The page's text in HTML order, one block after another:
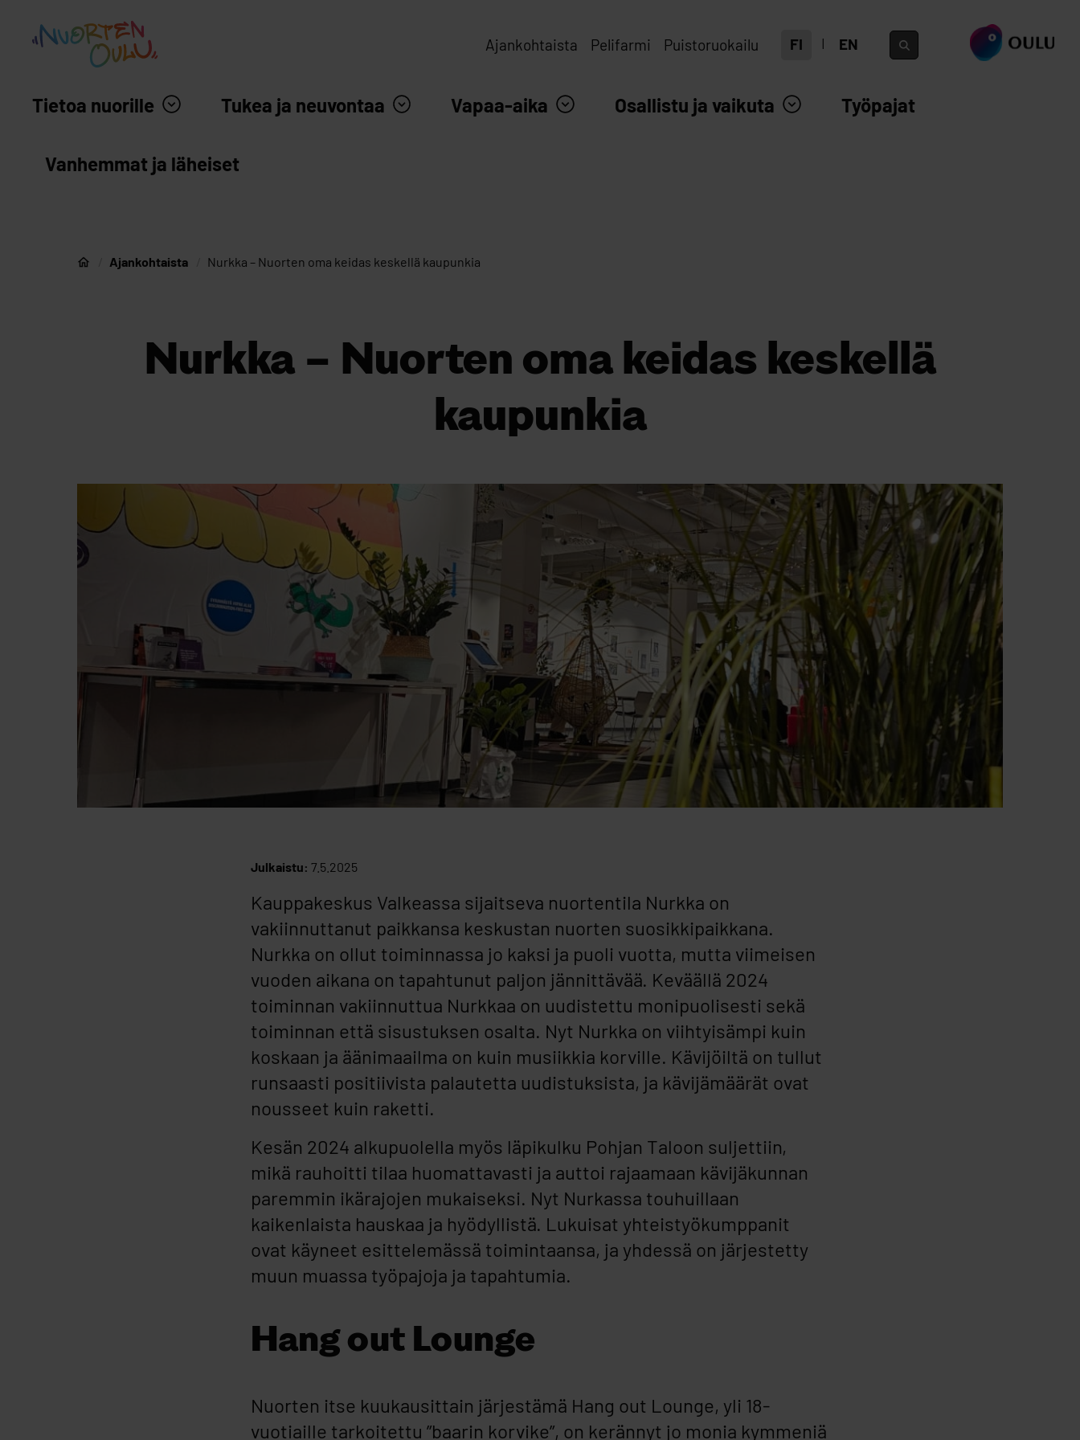
Nuortenoulu.fi etusivu
Ajankohtaista Pelifarmi Puistoruokailu FI EN
siirry ouka.fi
Tietoa nuorille Tukea ja neuvontaa Vapaa-aika Osallistu ja vaikuta Työpajat
Vanhemmat ja läheiset
Nuorten Oulu
Ajankohtaista Nurkka – Nuorten oma keidas keskellä kaupunkia
Nurkka – Nuorten oma keidas keskellä
kaupunkia
Julkaistu: 7.5.2025
Kauppakeskus Valkeassa sijaitseva nuortentila Nurkka on
vakiinnuttanut paikkansa keskustan nuorten suosikkipaikkana.
Nurkka on ollut toiminnassa jo kaksi ja puoli vuotta, mutta viimeisen
vuoden aikana on tapahtunut paljon jännittävää. Keväällä 2024
toiminnan vakiinnuttua Nurkkaa on uudistettu monipuolisesti sekä
toiminnan että sisustuksen osalta. Nyt Nurkka on viihtyisämpi kuin
koskaan ja äänimaailma on kuin musiikkia korville. Kävijöiltä on tullut
runsaasti positiivista palautetta uudistuksista, ja kävijämäärät ovat
nousseet kuin raketti.
Kesän 2024 alkupuolella myös läpikulku Pohjan Taloon suljettiin,
mikä rauhoitti tilaa huomattavasti ja auttoi rajaamaan kävijäkunnan
paremmin ikärajojen mukaiseksi. Nyt Nurkassa touhuillaan
kaikenlaista hauskaa ja hyödyllistä. Lukuisat yhteistyökumppanit
ovat käyneet esittelemässä toimintaansa, ja yhdessä on järjestetty
muun muassa työpajoja ja tapahtumia.
Hang out Lounge
Nuorten itse kuukausittain järjestämä Hang out Lounge, yli 18-
vuotiaille tarkoitettu ”baarin korvike”, on kerännyt jo monia kymmeniä